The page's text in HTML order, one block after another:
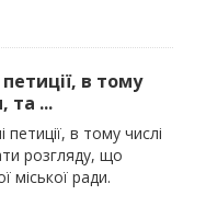
в тому
та ...
в тому числі
розгляду, що
міської ради.